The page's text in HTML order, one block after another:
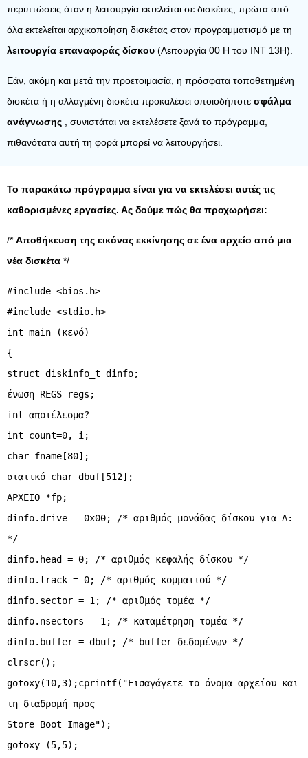
περιπτώσεις όταν η λειτουργία εκτελείται σε δισκέτες, πρώτα από
όλα εκτελείται αρχικοποίηση δισκέτας στον προγραμματισμό με τη
λειτουργία επαναφοράς δίσκου (Λειτουργία 00 H του INT 13H).
Εάν, ακόμη και μετά την προετοιμασία, η πρόσφατα τοποθετημένη
δισκέτα ή η αλλαγμένη δισκέτα προκαλέσει οποιοδήποτε σφάλμα
ανάγνωσης , συνιστάται να εκτελέσετε ξανά το πρόγραμμα,
πιθανότατα αυτή τη φορά μπορεί να λειτουργήσει.
Το παρακάτω πρόγραμμα είναι για να εκτελέσει αυτές τις
καθορισμένες εργασίες. Ας δούμε πώς θα προχωρήσει:
/* Αποθήκευση της εικόνας εκκίνησης σε ένα αρχείο από μια
νέα δισκέτα */
#include <bios.h>
#include <stdio.h>
int main (κενό)
{
struct diskinfo_t dinfo;
ένωση REGS regs;
int αποτέλεσμα?
int count=0, i;
char fname[80];
στατικό char dbuf[512];
ΑΡΧΕΙΟ *fp;
dinfo.drive = 0x00; /* αριθμός μονάδας δίσκου για A:
*/
dinfo.head = 0; /* αριθμός κεφαλής δίσκου */
dinfo.track = 0; /* αριθμός κομματιού */
dinfo.sector = 1; /* αριθμός τομέα */
dinfo.nsectors = 1; /* καταμέτρηση τομέα */
dinfo.buffer = dbuf; /* buffer δεδομένων */
clrscr();
gotoxy(10,3);cprintf("Εισαγάγετε το όνομα αρχείου και
τη διαδρομή προς
Store Boot Image");
gotoxy (5,5);